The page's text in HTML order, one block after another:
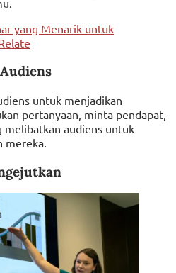
yang Menarik untuk
untuk menjadikan
pertanyaan, minta pendapat,
melibatkan audiens untuk